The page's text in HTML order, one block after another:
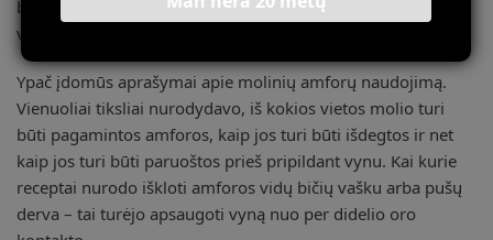
bet ir kaštoną, šilkmedį, net kedro medieną tam tikriems
vyno tipams.
Ypač įdomūs aprašymai apie molinių amforų naudojimą.
Vienuoliai tiksliai nurodydavo, iš kokios vietos molio turi
būti pagamintos amforos, kaip jos turi būti išdegtos ir net
kaip jos turi būti paruoštos prieš pripildant vynu. Kai kurie
receptai nurodo iškloti amforos vidų bičių vašku arba pušų
derva – tai turėjo apsaugoti vyną nuo per didelio oro